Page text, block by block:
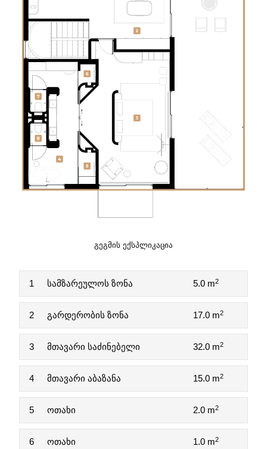
ᲒᲔᲒᲛᲘᲡ ᲔᲥᲡᲞᲚᲘᲙᲐᲪᲘᲐ
1 სამზარეულოს ზონა 5.0 m2
2 გარდერობის ზონა 17.0 m2
3 მთავარი საძინებელი 32.0 m2
4 მთავარი აბაზანა 15.0 m2
5 ოთახი 2.0 m2
6 ოთახი 1.0 m2